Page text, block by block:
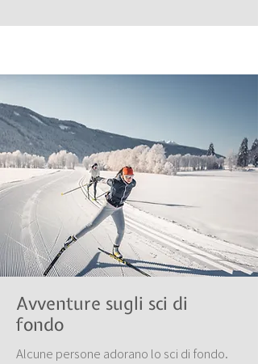
Avventure sugli sci di
fondo
Alcune persone adorano lo sci di fondo.